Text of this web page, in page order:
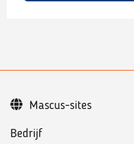
Bedrijf
Mascus-sites